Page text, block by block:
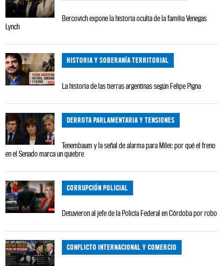
Bercovich expone la historia oculta de la familia Venegas
Lynch
HISTORIA Y SOBERANÍA TERRITORIAL
La historia de las tierras argentinas según Felipe Pigna
DERROTA PARLAMENTARIA Y TENSIONES
Tenembaum y la señal de alarma para Milei: por qué el freno
en el Senado marca un quiebre
CORRUPCIÓN POLICIAL
Detuvieron al jefe de la Policía Federal en Córdoba por robo
CONFLICTO INTERNACIONAL Y COMERCIO